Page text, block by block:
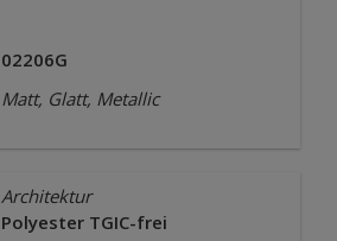
02206G
Matt, Glatt, Metallic
Architektur
Polyester TGIC-frei